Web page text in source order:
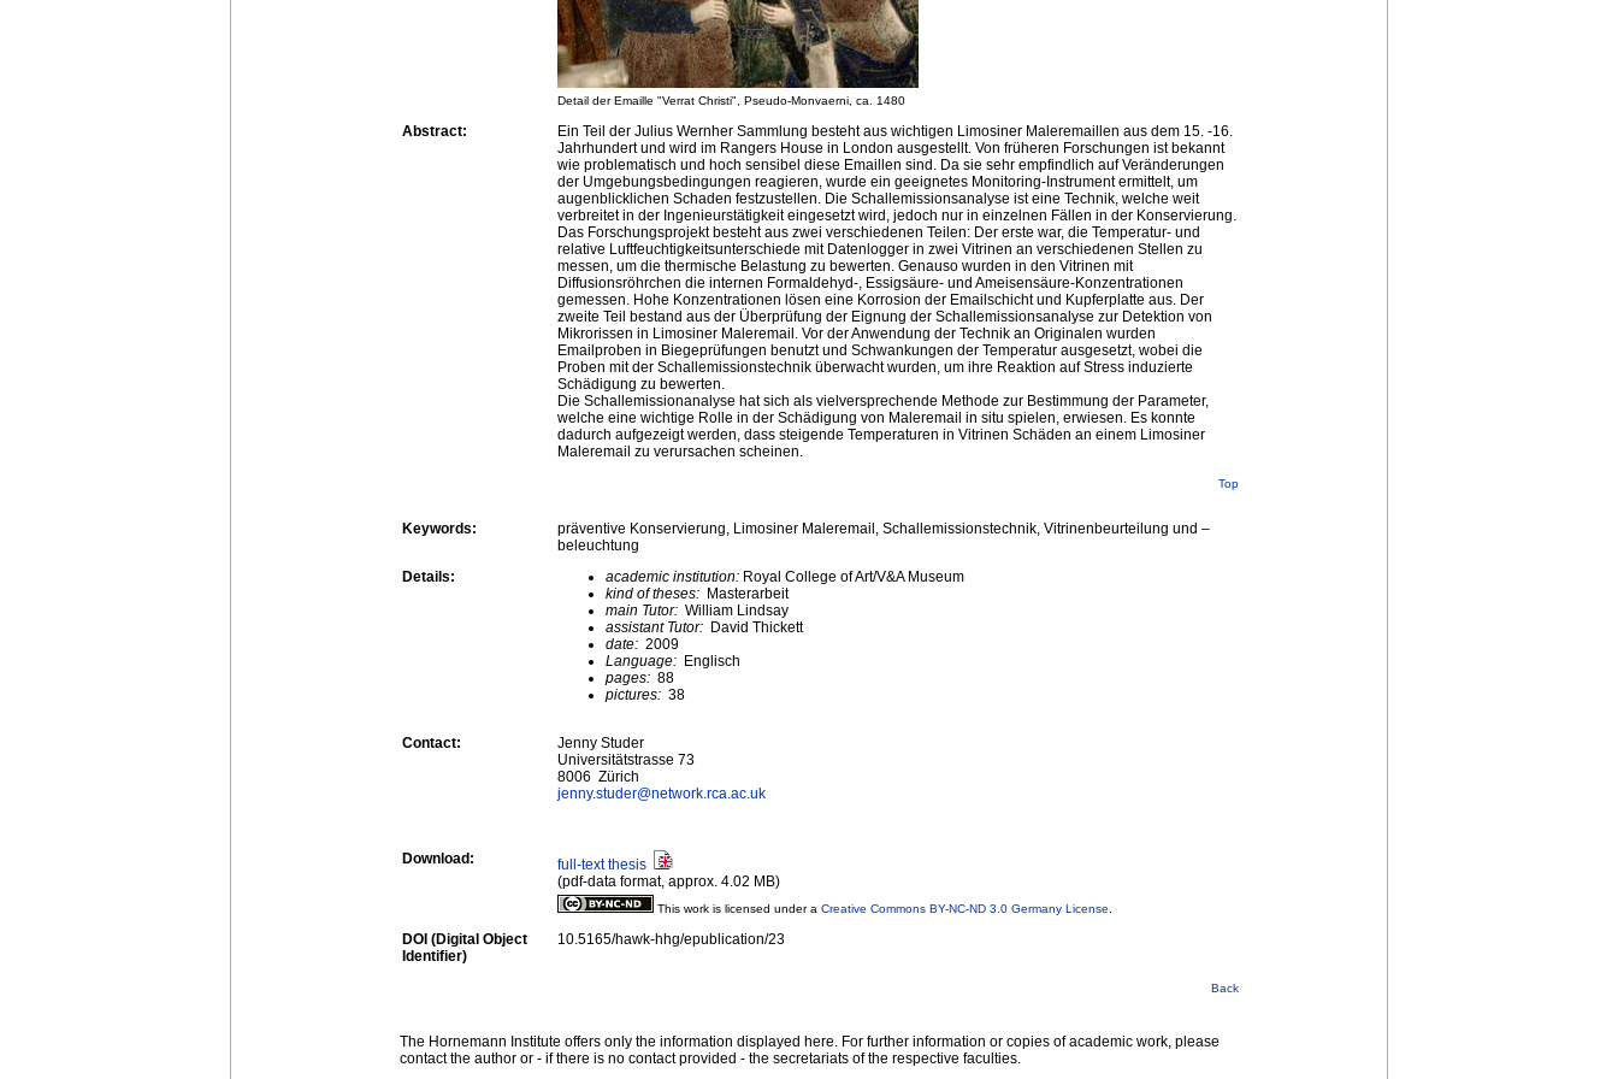
Detail der Emaille "Verrat Christi", Pseudo-Monvaerni, ca. 1480
Abstract:
Ein Teil der Julius Wernher Sammlung besteht aus wichtigen Limosiner Maleremaillen aus dem 15. -16.
Jahrhundert und wird im Rangers House in London ausgestellt. Von früheren Forschungen ist bekannt
wie problematisch und hoch sensibel diese Emaillen sind. Da sie sehr empfindlich auf Veränderungen
der Umgebungsbedingungen reagieren, wurde ein geeignetes Monitoring-Instrument ermittelt, um
augenblicklichen Schaden festzustellen. Die Schallemissionsanalyse ist eine Technik, welche weit
verbreitet in der Ingenieurstätigkeit eingesetzt wird, jedoch nur in einzelnen Fällen in der Konservierung.
Das Forschungsprojekt besteht aus zwei verschiedenen Teilen: Der erste war, die Temperatur- und
relative Luftfeuchtigkeitsunterschiede mit Datenlogger in zwei Vitrinen an verschiedenen Stellen zu
messen, um die thermische Belastung zu bewerten. Genauso wurden in den Vitrinen mit
Diffusionsröhrchen die internen Formaldehyd-, Essigsäure- und Ameisensäure-Konzentrationen
gemessen. Hohe Konzentrationen lösen eine Korrosion der Emailschicht und Kupferplatte aus. Der
zweite Teil bestand aus der Überprüfung der Eignung der Schallemissionsanalyse zur Detektion von
Mikrorissen in Limosiner Maleremail. Vor der Anwendung der Technik an Originalen wurden
Emailproben in Biegeprüfungen benutzt und Schwankungen der Temperatur ausgesetzt, wobei die
Proben mit der Schallemissionstechnik überwacht wurden, um ihre Reaktion auf Stress induzierte
Schädigung zu bewerten.
Die Schallemissionanalyse hat sich als vielversprechende Methode zur Bestimmung der Parameter,
welche eine wichtige Rolle in der Schädigung von Maleremail in situ spielen, erwiesen. Es konnte
dadurch aufgezeigt werden, dass steigende Temperaturen in Vitrinen Schäden an einem Limosiner
Maleremail zu verursachen scheinen.
Top
Keywords:
präventive Konservierung, Limosiner Maleremail, Schallemissionstechnik, Vitrinenbeurteilung und –
beleuchtung
Details:
academic institution: Royal College of Art/V&A Museum
kind of theses: Masterarbeit
main Tutor: William Lindsay
assistant Tutor: David Thickett
date: 2009
Language: Englisch
pages: 88
pictures: 38
Contact:
Jenny Studer
Universitätstrasse 73
8006 Zürich
jenny.studer@network.rca.ac.uk
Download:
full-text thesis
(pdf-data format, approx. 4.02 MB)
This work is licensed under a Creative Commons BY-NC-ND 3.0 Germany License
DOI (Digital Object
Identifier)
10.5165/hawk-hhg/epublication/23
Back
The Hornemann Institute offers only the information displayed here. For further information or copies of academic work, please
contact the author or - if there is no contact provided - the secretariats of the respective faculties.